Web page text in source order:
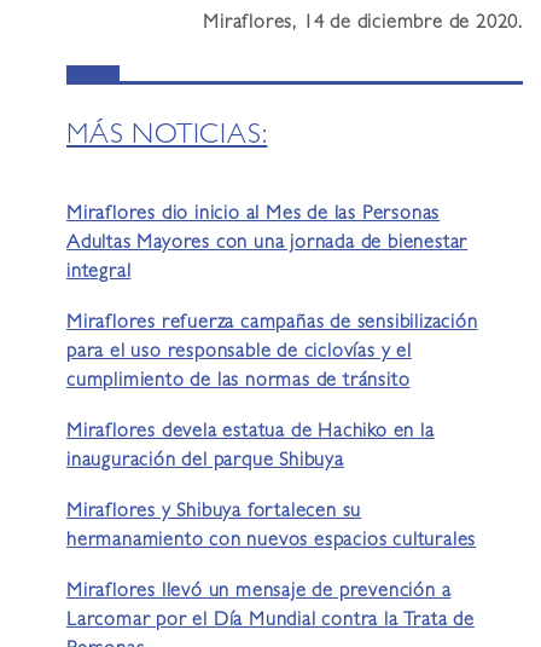
Miraflores, 14 de diciembre de 2020.
MÁS NOTICIAS:
Miraflores dio inicio al Mes de las Personas
Adultas Mayores con una jornada de bienestar
integral
Miraflores refuerza campañas de sensibilización
para el uso responsable de ciclovías y el
cumplimiento de las normas de tránsito
Miraflores devela estatua de Hachiko en la
inauguración del parque Shibuya
Miraflores y Shibuya fortalecen su
hermanamiento con nuevos espacios culturales
Miraflores llevó un mensaje de prevención a
Larcomar por el Día Mundial contra la Trata de